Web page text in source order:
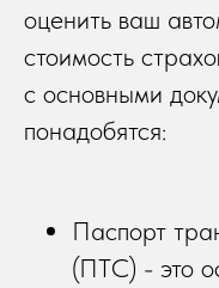
оценить ваш
стоимость
с основными
понадобятся:
Паспорт
(ПТС) - это